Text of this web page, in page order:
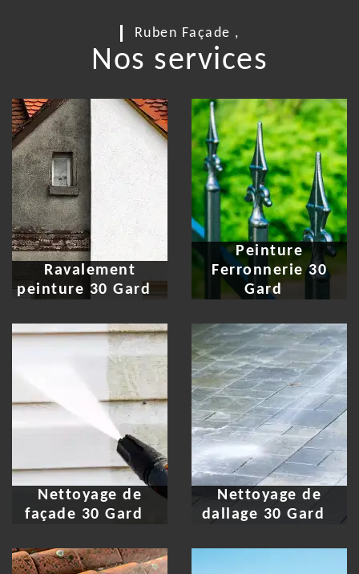
Ruben Façade ,
Nos services
Ravalement
peinture 30 Gard
Peinture
Ferronnerie 30
Gard
Nettoyage de
façade 30 Gard
Nettoyage de
dallage 30 Gard